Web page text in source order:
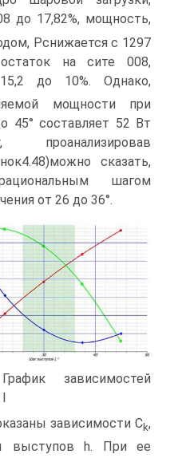
до 17,82%, мощность,
Pснижается с 1297
на сите 008,
до 10%. Однако,
мощно­сти при
45° составляет 52 Вт
сказать,
ша­гом
от 26 до 36°.
зависимостей
l
зависимости Ck,
выступов h. При ее